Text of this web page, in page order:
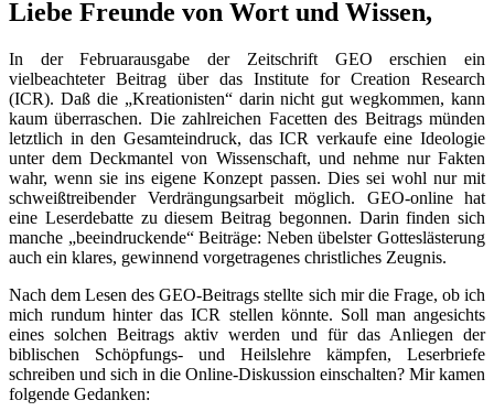
Liebe Freunde von Wort und Wissen,
In der Februarausgabe der Zeitschrift GEO erschien ein
vielbeachteter Beitrag über das Institute for Creation Research
(ICR). Daß die „Kreationisten“ darin nicht gut wegkommen, kann
kaum überraschen. Die zahlreichen Facetten des Beitrags münden
letztlich in den Gesamteindruck, das ICR verkaufe eine Ideologie
unter dem Deckmantel von Wissenschaft, und nehme nur Fakten
wahr, wenn sie ins eigene Konzept passen. Dies sei wohl nur mit
schweißtreibender Verdrängungsarbeit möglich. GEO-online hat
eine Leserdebatte zu diesem Beitrag begonnen. Darin finden sich
manche „beeindruckende“ Beiträge: Neben übelster Gotteslästerung
auch ein klares, gewinnend vorgetragenes christliches Zeugnis.
Nach dem Lesen des GEO-Beitrags stellte sich mir die Frage, ob ich
mich rundum hinter das ICR stellen könnte. Soll man angesichts
eines solchen Beitrags aktiv werden und für das Anliegen der
biblischen Schöpfungs- und Heilslehre kämpfen, Leserbriefe
schreiben und sich in die Online-Diskussion einschalten? Mir kamen
folgende Gedanken: